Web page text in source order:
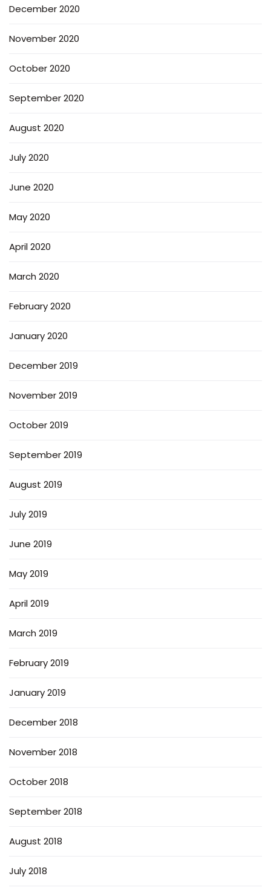
December 2020
November 2020
October 2020
September 2020
August 2020
July 2020
June 2020
May 2020
April 2020
March 2020
February 2020
January 2020
December 2019
November 2019
October 2019
September 2019
August 2019
July 2019
June 2019
May 2019
April 2019
March 2019
February 2019
January 2019
December 2018
November 2018
October 2018
September 2018
August 2018
July 2018